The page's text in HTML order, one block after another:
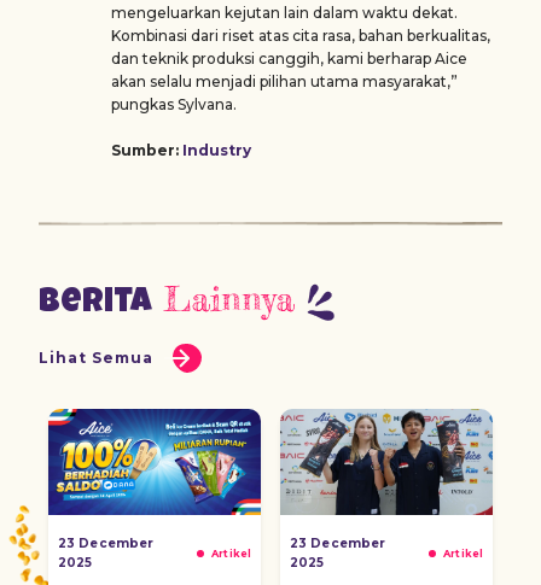
mengeluarkan kejutan lain dalam waktu dekat.
Kombinasi dari riset atas cita rasa, bahan berkualitas,
dan teknik produksi canggih, kami berharap Aice
akan selalu menjadi pilihan utama masyarakat,”
pungkas Sylvana.
Sumber: Industry
Berita Lainnya
Lihat Semua
23 December
2025
Artikel
23 December
2025
Artikel